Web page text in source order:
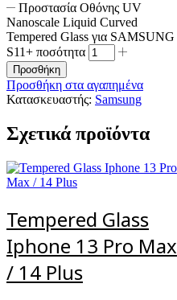
Προστασία Οθόνης UV
Nanoscale Liquid Curved
Tempered Glass για SAMSUNG
S11+ ποσότητα
Προσθήκη
Προσθήκη στα αγαπημένα
Κατασκευαστής: Samsung
Σχετικά προϊόντα
Tempered Glass
Iphone 13 Pro Max
/ 14 Plus